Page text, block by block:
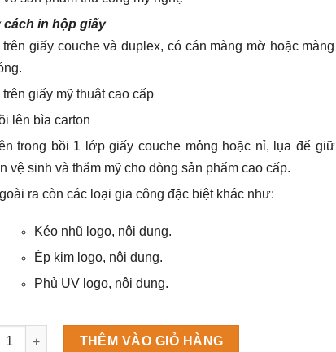
cách in hộp giấy
trên giấy couche và duplex, có cán màng mờ hoặc màng
trên giấy mỹ thuật cao cấp
lên bìa carton
trong bồi 1 lớp giấy couche mỏng hoặc nỉ, lụa để giữ
vệ sinh và thẩm mỹ cho dòng sản phẩm cao cấp.
ra còn các loại gia công đặc biệt khác như:
Kéo nhũ logo, nội dung.
Ép kim logo, nội dung.
Phủ UV logo, nội dung.
làm đá viên Scotsman NW458AS số lượng
THÊM VÀO GIỎ HÀNG